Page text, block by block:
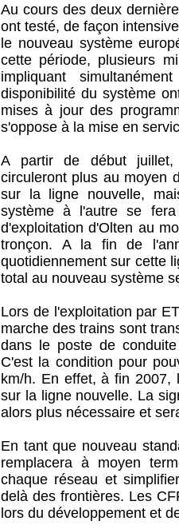
Au cours des deux
ont testé, de façon
le nouveau système
cette période, plusieurs
impliquant
disponibilité du système
mises à jour des
s'oppose à la mise en
A partir de début juillet,
circuleront plus au moyen
sur la ligne nouvelle,
système à l'autre se
d'exploitation d'Olten au
tronçon. A la fin de
quotidiennement sur cette
total au nouveau système
Lors de l'exploitation par
marche des trains sont
dans le poste de
C'est la condition pour
km/h. En effet, à fin 2007,
sur la ligne nouvelle. La
alors plus nécessaire et
En tant que nouveau
remplacera à moyen
chaque réseau et
delà des frontières. Les
lors du développement et